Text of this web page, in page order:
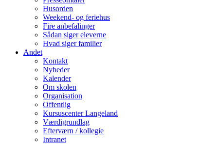
Husorden
Weekend- og feriehus
Fire anbefalinger
Sådan siger eleverne
Hvad siger familier
Andet
Kontakt
Nyheder
Kalender
Om skolen
Organisation
Offentlig
Kursuscenter Langeland
Værdigrundlag
Efterværn / kollegie
Intranet